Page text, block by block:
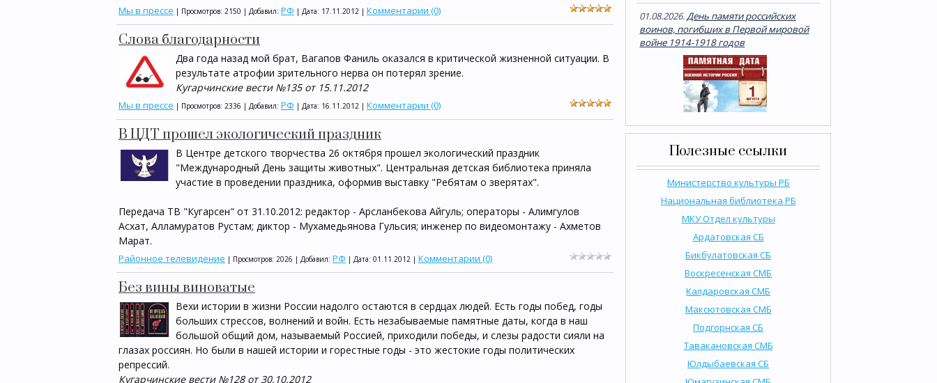
01.08.2026.День памяти российских
воинов, погибших в Первой мировой
войне 1914-1918 годов
Полезные ссылки
Министерство культуры РБ
Национальная библиотека РБ
МКУ Отдел культуры
Ардатовская СБ
Бикбулатовская СБ
Воскресенская СМБ
Калдаровская СМБ
Максютовская СМБ
Подгорнская СБ
Тавакановская СМБ
Юлдыбаевская СБ
Мы в прессе | Просмотров: 2150 | Добавил: РФ | Дата: 17.11.2012 | Комментарии (0)
Слова благодарности
Два года назад мой брат, Вагапов Фаниль оказался в критической жизненной ситуации. В
результате атрофии зрительного нерва он потерял зрение.
Кугарчинские вести №135 от 15.11.2012
Мы в прессе | Просмотров: 2336 | Добавил: РФ | Дата: 16.11.2012 | Комментарии (0)
В ЦДТ прошел экологический праздник
В Центре детского творчества 26 октября прошел экологический праздник
"Международный День защиты животных". Центральная детская библиотека приняла
участие в проведении праздника, оформив выставку "Ребятам о зверятах".
Передача ТВ "Кугарсен" от 31.10.2012: редактор - Арсланбекова Айгуль; операторы - Алимгулов
Асхат, Алламуратов Рустам; диктор - Мухамедьянова Гульсия; инженер по видеомонтажу - Ахметов
Марат.
Районное телевидение | Просмотров: 2026 | Добавил: РФ | Дата: 01.11.2012 | Комментарии (0)
Без вины виноватые
Вехи истории в жизни России надолго остаются в сердцах людей. Есть годы побед, годы
больших стрессов, волнений и войн. Есть незабываемые памятные даты, когда в наш
большой общий дом, называемый Россией, приходили победы, и слезы радости сияли на
глазах россиян. Но были в нашей истории и горестные годы - это жестокие годы политических
репрессий.
Кугарчинские вести №128 от 30.10.2012